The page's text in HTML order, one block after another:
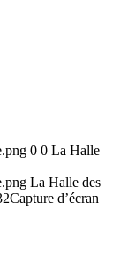
0 0 La Halle
La Halle des
Capture d’écran